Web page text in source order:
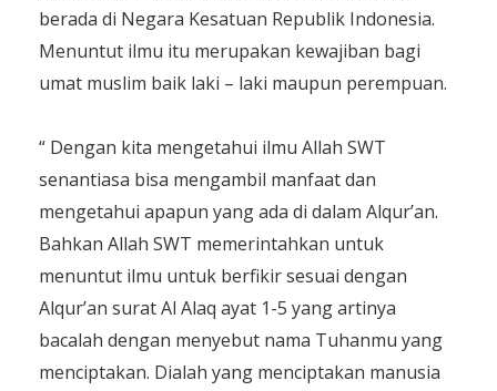
berada di Negara Kesatuan Republik Indonesia.
Menuntut ilmu itu merupakan kewajiban bagi
umat muslim baik laki – laki maupun perempuan.
“ Dengan kita mengetahui ilmu Allah SWT
senantiasa bisa mengambil manfaat dan
mengetahui apapun yang ada di dalam Alqur’an.
Bahkan Allah SWT memerintahkan untuk
menuntut ilmu untuk berfikir sesuai dengan
Alqur’an surat Al Alaq ayat 1-5 yang artinya
bacalah dengan menyebut nama Tuhanmu yang
menciptakan. Dialah yang menciptakan manusia